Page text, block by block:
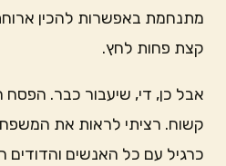
מתנחמת באפשרות להכין
קצת פחות לחץ.
אבל כן, די, שיעבור כבר.
קשוח. רציתי לראות את
כרגיל עם כל האנשים והדודים